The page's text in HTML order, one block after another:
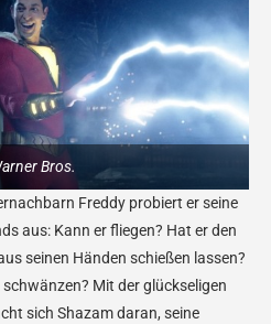
Bros.
Freddy probiert er seine
aus: Kann er fliegen? Hat er den
seinen Händen schießen lassen?
Mit der glückseligen
sich Shazam daran, seine